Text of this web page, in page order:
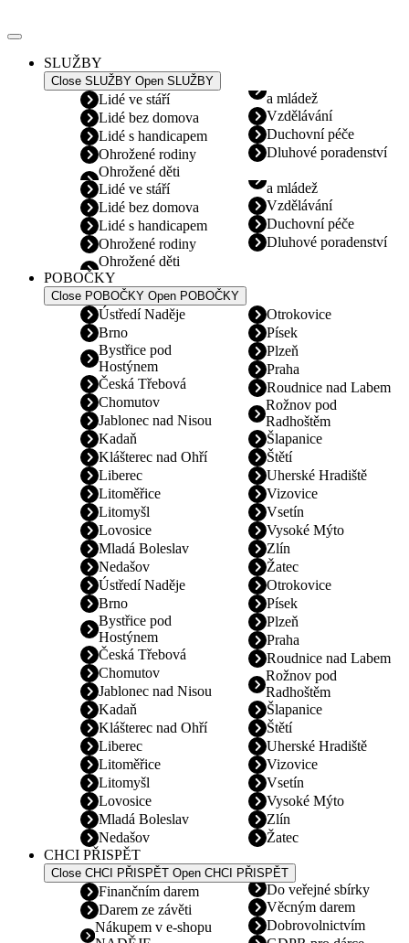
k
SLUŽBY
Close SLUŽBY Open SLUŽBY
Lidé ve stáří
Lidé bez domova
Lidé s handicapem
Ohrožené rodiny
Ohrožené děti
a mládež
Vzdělávání
Duchovní péče
Dluhové poradenství
Lidé ve stáří
Lidé bez domova
Lidé s handicapem
Ohrožené rodiny
Ohrožené děti
a mládež
Vzdělávání
Duchovní péče
Dluhové poradenství
POBOČKY
Close POBOČKY Open POBOČKY
Ústředí Naděje
Brno
Bystřice pod
Hostýnem
Česká Třebová
Chomutov
Jablonec nad Nisou
Kadaň
Klášterec nad Ohří
Liberec
Litoměřice
Litomyšl
Lovosice
Mladá Boleslav
Nedašov
Otrokovice
Písek
Plzeň
Praha
Roudnice nad Labem
Rožnov pod
Radhoštěm
Šlapanice
Štětí
Uherské Hradiště
Vizovice
Vsetín
Vysoké Mýto
Zlín
Žatec
Ústředí Naděje
Brno
Bystřice pod
Hostýnem
Česká Třebová
Chomutov
Jablonec nad Nisou
Kadaň
Klášterec nad Ohří
Liberec
Litoměřice
Litomyšl
Lovosice
Mladá Boleslav
Nedašov
Otrokovice
Písek
Plzeň
Praha
Roudnice nad Labem
Rožnov pod
Radhoštěm
Šlapanice
Štětí
Uherské Hradiště
Vizovice
Vsetín
Vysoké Mýto
Zlín
Žatec
CHCI PŘISPĚT
Close CHCI PŘISPĚT Open CHCI PŘISPĚT
Finančním darem
Darem ze závěti
Nákupem v e-shopu
Do veřejné sbírky
Věcným darem
Dobrovolnictvím